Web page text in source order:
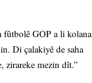
fûtbolê GOP a li kolana
Di çalakiyê de saha
zirareke mezin dît.”